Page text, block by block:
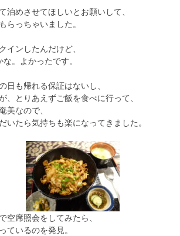
めさせてほしいとお願いして、
らっちゃいました。
ンしたんだけど、
。よかったです。
も帰れる保証はないし、
とりあえずご飯を食べに行って、
美なので、
たら気持ちも楽になってきました。
席照会をしてみたら、
ているのを発見。